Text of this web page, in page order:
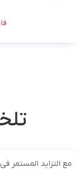
مع التزاید المستمر